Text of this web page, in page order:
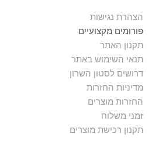
הצהרת נגישות
פורומים מקצועיים
תקנון האתר
תנאי השימוש באתר
דרושים לסטון השרון
מדיניות החזרות
החזרות מוצרים
זמני משלוח
תקנון רכישת מוצרים